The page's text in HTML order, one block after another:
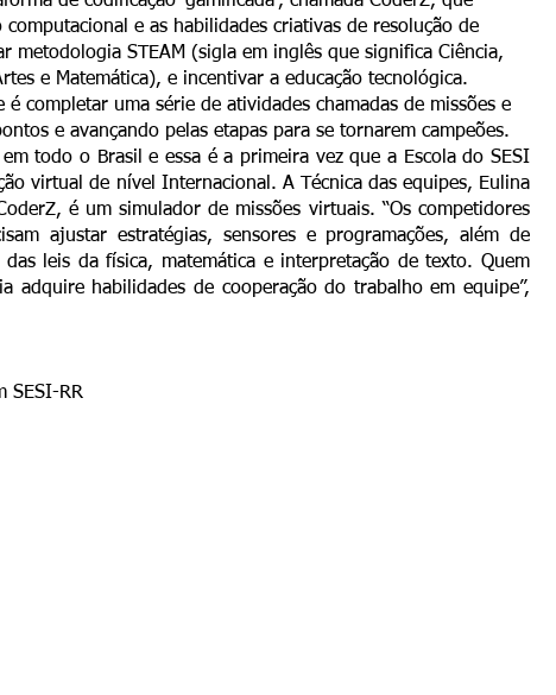
computacional e as habilidades criativas de resolução de
metodologia STEAM (sigla em inglês que significa Ciência,
e Matemática), e incentivar a educação tecnológica.
completar uma série de atividades chamadas de missões e
e avançando pelas etapas para se tornarem campeões.
todo o Brasil e essa é a primeira vez que a Escola do SESI
virtual de nível Internacional. A Técnica das equipes, Eulina
é um simulador de missões virtuais. “Os competidores
ajustar estratégias, sensores e programações, além de
das leis da física, matemática e interpretação de texto. Quem
adquire habilidades de cooperação do trabalho em equipe”,
SESI-RR